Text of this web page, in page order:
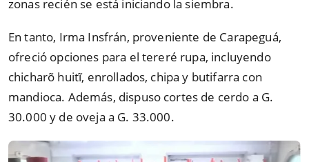
zonas recién se está iniciando la siembra.
En tanto, Irma Insfrán, proveniente de Carapeguá,
ofreció opciones para el tereré rupa, incluyendo
chicharõ huitĩ, enrollados, chipa y butifarra con
mandioca. Además, dispuso cortes de cerdo a G.
30.000 y de oveja a G. 33.000.